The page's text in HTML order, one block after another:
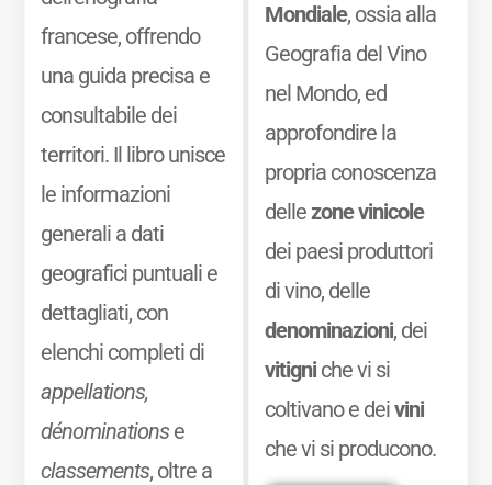
francese, offrendo
una guida precisa e
consultabile dei
territori. Il libro unisce
le informazioni
generali a dati
geografici puntuali e
dettagliati, con
elenchi completi di
appellations,
dénominationse
classements, oltre a
Mondiale, ossia alla
Geografia del Vino
nel Mondo, ed
approfondire la
propria conoscenza
dellezone vinicole
dei paesi produttori
di vino, delle
denominazioni, dei
vitigniche vi si
coltivano e deivini
che vi si producono.